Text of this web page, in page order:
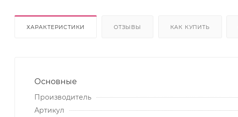
ХАРАКТЕРИСТИКИ ОТЗЫВЫ КАК КУПИТЬ
Основные
Производитель
Артикул